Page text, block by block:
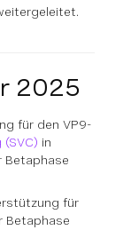
2025
für den VP9-
in
Betaphase
für
Betaphase